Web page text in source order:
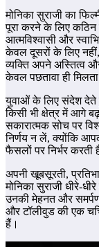
मोनिका सुराजी का
पूरा करने के लिए
आत्मविश्वासी और
केवल दूसरों के लिए
व्यक्ति अपने अस्तित्व
केवल पछतावा ही
युवाओं के लिए संदेश देते
किसी भी क्षेत्र में आगे
सकारात्मक सोच पर
निर्णय न लें, क्योंकि
फैसलों पर निर्भर करती
अपनी खूबसूरती,
मोनिका सुराजी धीरे-
उनकी मेहनत और
और टॉलीवुड की एक
हैं।